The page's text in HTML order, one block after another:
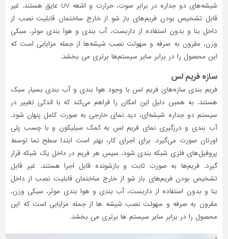
شیشه‌های دو جداره در برابر صوت، حرارت و اشعه UV عایق هستند. غیر
قابل تشخیص بودن فریم‌های باز شو از خارج ساختمان قابلیت نصب از
داخل بنا و بدون استفاده از داربست، آب بندی و هوا بندی موثر، سبکی
وزن، مقرون به صرفه و سهولت نصب شیشه‌ها از جمله مزایایی است که
این محصول را در برابر سایر سیستم‌ها برتری می بخشد.
سازه فریم‌ لس
فریم ‌بندی سازه‌های فریم‌ لس با وجود هوا بندی و آب ‌بندی بسیار سبک
هستند. به همین دلیل این امکان را فراهم می‌کند که با اندکی تغییر در
سیستم دو جداره شیشه‌ای، دید نمای خارجی به صورت کامل پنهان شود.
آب ‌بندی و درزگیری نمای فریم‌ لس به کمک سیلیکون و با چسب پلی
‌اورتان صورت می‌گیرد. برای اجرای کار، بهتر است ابتدا سطح نما توسط
پروفیل‌های فلزی شبکه ‌بندی شود، سپس هر فریم در داخل یک شبکه قرار
گیرد. فریم‌ها به صورت ثابت و بازشونده قابل اجرا هستند. غیر قابل
تشخیص بودن فریم‌های باز شو از خارج ساختمان قابلیت نصب از داخل
بنا و بدون استفاده از داربست، آب بندی و هوا بندی موثر، سبکی وزن،
مقرون به صرفه و سهولت نصب شیشه ها از جمله مزایایی است که این
محصول را در برابر سایر سیستم ها برتری می بخشد.